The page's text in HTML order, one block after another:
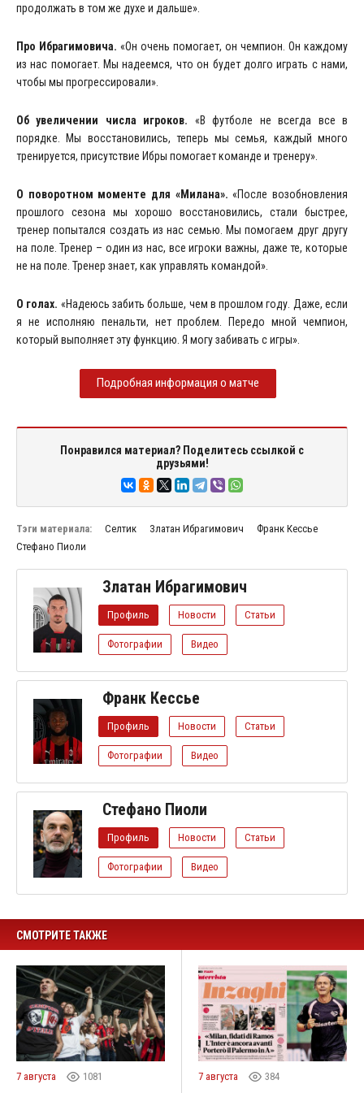
продолжать в том же духе и дальше».
Про Ибрагимовича. «Он очень помогает, он чемпион. Он каждому
из нас помогает. Мы надеемся, что он будет долго играть с нами,
чтобы мы прогрессировали».
Об увеличении числа игроков. «В футболе не всегда все в
порядке. Мы восстановились, теперь мы семья, каждый много
тренируется, присутствие Ибры помогает команде и тренеру».
О поворотном моменте для «Милана». «После возобновления
прошлого сезона мы хорошо восстановились, стали быстрее,
тренер попытался создать из нас семью. Мы помогаем друг другу
на поле. Тренер – один из нас, все игроки важны, даже те, которые
не на поле. Тренер знает, как управлять командой».
О голах. «Надеюсь забить больше, чем в прошлом году. Даже, если
я не исполняю пенальти, нет проблем. Передо мной чемпион,
который выполняет эту функцию. Я могу забивать с игры».
Подробная информация о матче
Понравился материал? Поделитесь ссылкой с
друзьями!
Тэги материала: Селтик Златан Ибрагимович
Франк Кессье
Стефано Пиоли
Златан Ибрагимович
Профиль Новости Статьи
Фотографии Видео
Франк Кессье
Профиль Новости Статьи
Фотографии Видео
Стефано Пиоли
Профиль Новости Статьи
Фотографии Видео
СМОТРИТЕ ТАКЖЕ
7 августа 1081 7 августа 384